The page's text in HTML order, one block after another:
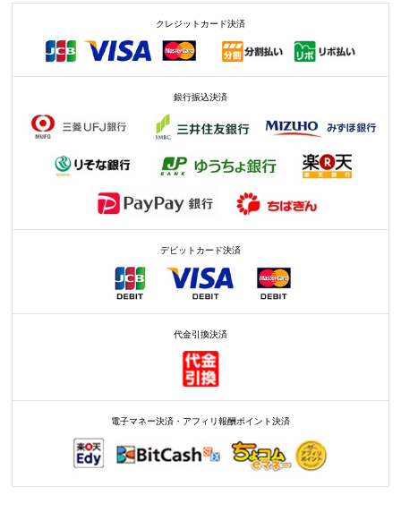
クレジットカード決済
銀行振込決済
デビットカード決済
代金引換決済
電子マネー決済・アフィリ報酬ポイント決済